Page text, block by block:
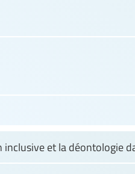
et la déontologie